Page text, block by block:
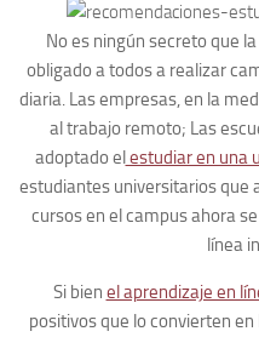
No es ningún secreto que
obligado a todos a realizar
diaria. Las empresas, en la
al trabajo remoto; Las
adoptado elestudiar en una
estudiantes universitarios que
cursos en el campus ahora
línea
Si bien el aprendizaje en
positivos que lo convierten